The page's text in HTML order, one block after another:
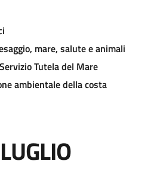
mare, salute e animali
Tutela del Mare
ambientale della costa